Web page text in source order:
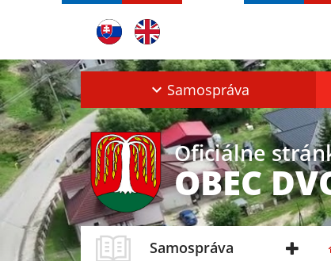
Samospráva
Oficiálne
OBEC
Samospráva